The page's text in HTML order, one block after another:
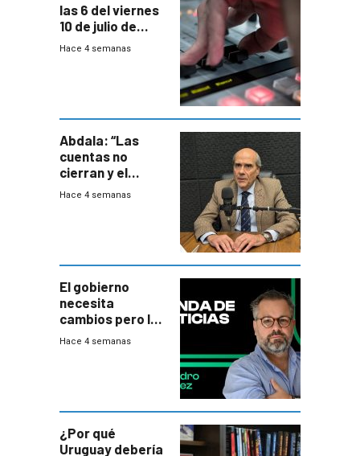
las 6 del viernes
10 de julio de
2026
Hace 4 semanas
Abdala: “Las
cuentas no
cierran y el
balance del
Hace 4 semanas
El gobierno
necesita
cambios pero los
ministros tienen
Hace 4 semanas
¿Por qué
Uruguay debería